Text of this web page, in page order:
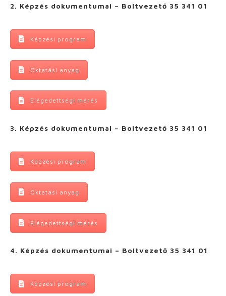
2. Képzés dokumentumai – Boltvezető 35 341 01
Képzési program
Oktatási anyag
Elégedettségi mérés
3. Képzés dokumentumai – Boltvezető 35 341 01
Képzési program
Oktatási anyag
Elégedettségi mérés
4. Képzés dokumentumai – Boltvezető 35 341 01
Képzési program